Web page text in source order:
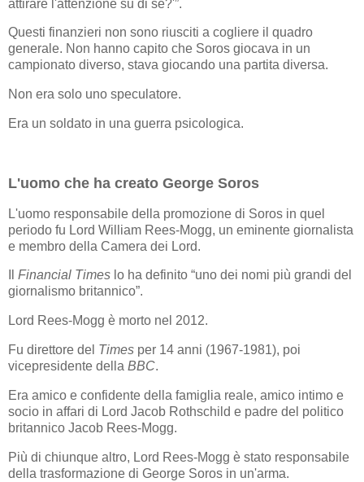
attirare l'attenzione su di sé?'”.
Questi finanzieri non sono riusciti a cogliere il quadro
generale. Non hanno capito che Soros giocava in un
campionato diverso, stava giocando una partita diversa.
Non era solo uno speculatore.
Era un soldato in una guerra psicologica.
L'uomo che ha creato George Soros
L'uomo responsabile della promozione di Soros in quel
periodo fu Lord William Rees-Mogg, un eminente giornalista
e membro della Camera dei Lord.
Financial Times lo ha definito “uno dei nomi più grandi del
giornalismo britannico”.
Lord Rees-Mogg è morto nel 2012.
Fu direttore del Times per 14 anni (1967-1981), poi
vicepresidente della BBC.
Era amico e confidente della famiglia reale, amico intimo e
socio in affari di Lord Jacob Rothschild e padre del politico
britannico Jacob Rees-Mogg.
Più di chiunque altro, Lord Rees-Mogg è stato responsabile
della trasformazione di George Soros in un'arma.